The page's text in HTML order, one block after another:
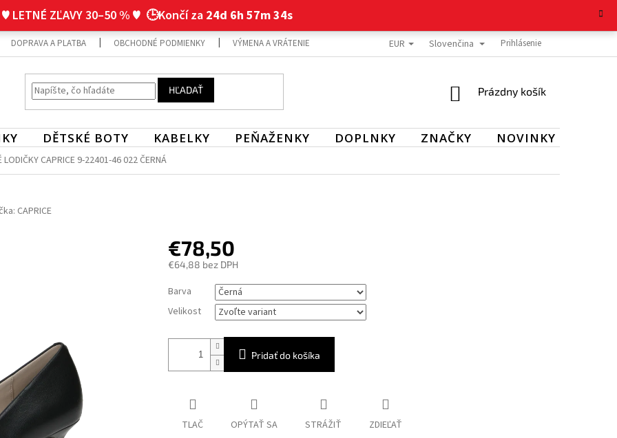
♥ LETNÉ ZĽAVY 30–50 % ♥ 🕒Končí za 24d 6h 57m 34s
DOPRAVA A PLATBA OBCHODNÉ PODMIENKY VÝMENA A VRÁTENIE TOVARU REKLAMAČNÝ PORIADOK OCHRANA OSOBNÝCH ÚDAJOV
EUR Slovenčina Prihlásenie
HĽADAŤ
NÁKUPNÝ
Prázdny košík
DĚTSKÉ BOTY KABELKY PEŇAŽENKY DOPLNKY ZNAČKY NOVINKY
LODIČKY CAPRICE 9-22401-46 022 ČERNÁ
CAPRICE
€78,50
€64,88 bez DPH
Jednotková
cena:
Barva
Velikost
Pridať do košíka
TLAČ OPÝTAŤ SA STRÁŽIŤ ZDIEĽAŤ